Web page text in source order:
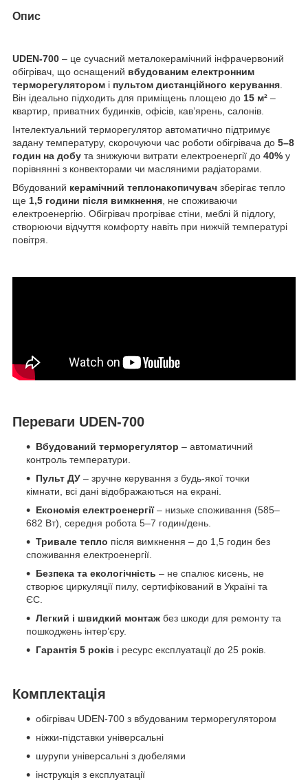
Опис
UDEN-700 – це сучасний металокерамічний інфрачервоний
обігрівач, що оснащений вбудованим електронним
терморегулятором і пультом дистанційного керування
Він ідеально підходить для приміщень площею до 15 м² –
квартир, приватних будинків, офісів, кав’ярень, салонів.
Інтелектуальний терморегулятор автоматично підтримує
задану температуру, скорочуючи час роботи обігрівача до 5–8
годин на добу та знижуючи витрати електроенергії до 40% у
порівнянні з конвекторами чи масляними радіаторами.
Вбудований керамічний теплонакопичувач зберігає тепло
ще 1,5 години після вимкнення , не споживаючи
електроенергію. Обігрівач прогріває стіни, меблі й підлогу,
створюючи відчуття комфорту навіть при нижчій температурі
повітря.
Переваги UDEN-700
Вбудований терморегулятор – автоматичний
контроль температури.
Пульт ДУ – зручне керування з будь-якої точки
кімнати, всі дані відображаються на екрані.
Економія електроенергії– низьке споживання (585–
682 Вт), середня робота 5–7 годин/день.
Тривале тепло після вимкнення – до 1,5 годин без
споживання електроенергії.
Безпека та екологічність – не спалює кисень, не
створює циркуляції пилу, сертифікований в Україні та
ЄС.
Легкий і швидкий монтаж без шкоди для ремонту та
пошкоджень інтер’єру.
Гарантія 5 років і ресурс експлуатації до 25 років.
Комплектація
обігрівач UDEN-700 з вбудованим терморегулятором
ніжки-підставки універсальні
шурупи універсальні з дюбелями
інструкція з експлуатації